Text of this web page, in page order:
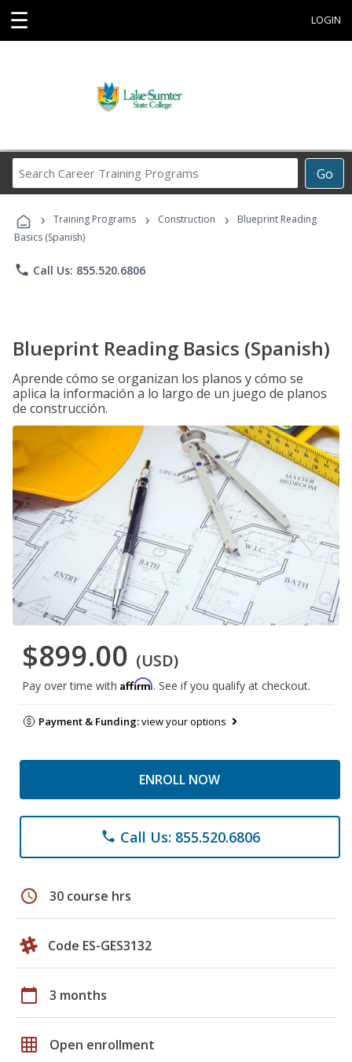
☰ LOGIN
Go
Career
Programs
› Training Programs › Construction ›
Blueprint Reading
Basics (Spanish)
phone Call Us: 855.520.6806
Blueprint Reading Basics (Spanish)
Aprende cómo se organizan los planos y cómo se
aplica la información a lo largo de un juego de planos
de construcción.
$899.00 (USD)
Pay over time with Affirm. See if you qualify at checkout.
Payment & Funding:view your options
ENROLL NOW
phone Call Us: 855.520.6806
schedule 30 course hrs
Code ES-GES3132
calendar_today 3 months
grid_on Open enrollment